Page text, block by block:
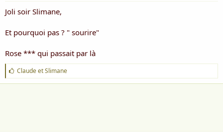
Joli soir Slimane,
Et pourquoi pas ? " sourire"
Rose *** qui passait par là
J
'
a
ClaudeetSlimane